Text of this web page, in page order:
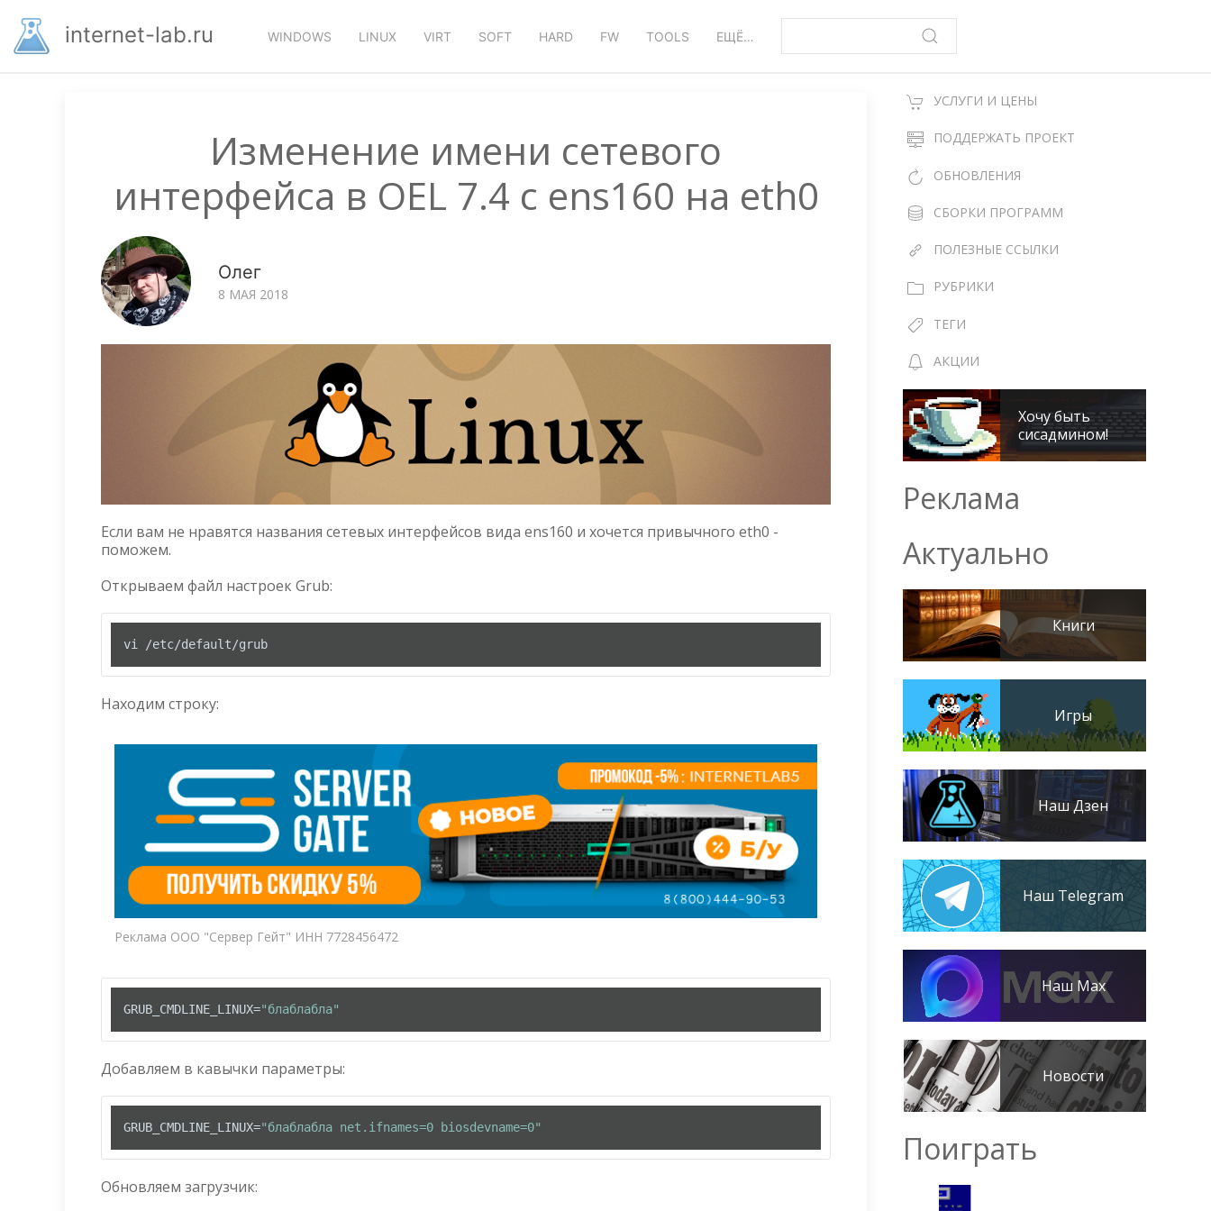
основномуinternet-lab.ru WINDOWS LINUX VIRT SOFT HARD FW TOOLS ЕЩЁ…
Изменение имени сетевого
интерфейса в OEL 7.4 с ens160 на eth0
Олег
8 МАЯ 2018
Если вам не нравятся названия сетевых интерфейсов вида ens160 и хочется привычного eth0 -
поможем.
Открываем файл настроек Grub:
vi /etc/default/grub
Находим строку:
Реклама ООО "Сервер Гейт" ИНН 7728456472
GRUB_CMDLINE_LINUX="блаблабла"
Добавляем в кавычки параметры:
GRUB_CMDLINE_LINUX="блаблабла net.ifnames=0 biosdevname=0"
Обновляем загрузчик:
УСЛУГИ И ЦЕНЫ
ПОДДЕРЖАТЬ ПРОЕКТ
ОБНОВЛЕНИЯ
СБОРКИ ПРОГРАММ
ПОЛЕЗНЫЕ ССЫЛКИ
РУБРИКИ
ТЕГИ
АКЦИИ
Хочу быть
сисадмином!
Реклама
Актуально
Книги
Игры
Наш Дзен
Наш Telegram
Наш Max
Новости
Поиграть